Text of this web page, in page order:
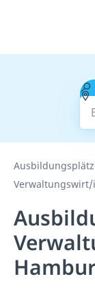
Verwaltungswirt/